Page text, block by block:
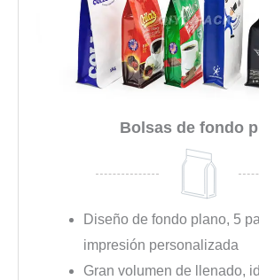
Bolsas de fondo
Diseño de fondo plano, 5
impresión personalizada
Gran volumen de llenado,